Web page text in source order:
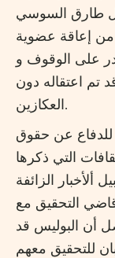
طارق السوسي
من إعاقة عضوية
على الوقوف و
تم اعتقاله دون
العكازين.
للدفاع عن حقوق
التي ذكرها
الزائفة
التحقيق مع
أن البوليس قد
للتحقيق معهم